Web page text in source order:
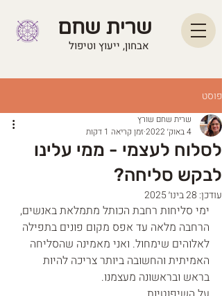
אבחון, ייעוץ וטיפול
פוסט
לסלוח לעצמי - ממי עלינו
לבקש סליחה?
שרית שחם שורץ
4 באוק׳ 2022
זמן קריאה 1 דקות
עודכן: 28 בינו׳ 2025
ימי סליחות רחבת הכותל מתמלאת באנשים,
הרחבה מלאה עד אפס מקום פונים בתפילה
לאלוהים שימחול. ואני מאמינה שהסליחה
האמיתית והחשובה ביותר צריכה להיות
בראש ובראשונה מעצמנו.